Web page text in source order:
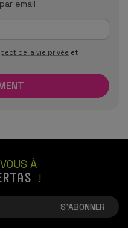
email
de la vie privée et
À
!